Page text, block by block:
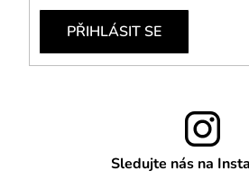
PŘIHLÁSIT SE
Sledujte nás na